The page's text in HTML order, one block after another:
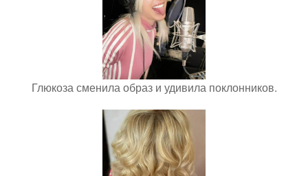
Глюкоза сменила образ и удивила поклонников.